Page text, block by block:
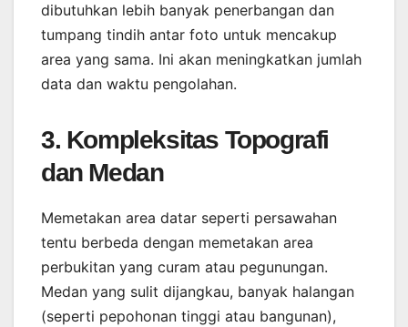
dibutuhkan lebih banyak penerbangan dan
tumpang tindih antar foto untuk mencakup
area yang sama. Ini akan meningkatkan jumlah
data dan waktu pengolahan.
3. Kompleksitas Topografi
dan Medan
Memetakan area datar seperti persawahan
tentu berbeda dengan memetakan area
perbukitan yang curam atau pegunungan.
Medan yang sulit dijangkau, banyak halangan
(seperti pepohonan tinggi atau bangunan),